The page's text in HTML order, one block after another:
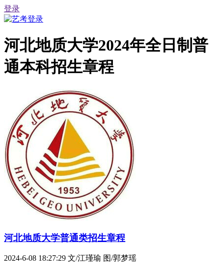
登录
河北地质大学2024年全日制普
通本科招生章程
河北地质大学普通类招生章程
2024-6-08 18:27:29 文/江瑾瑜 图/郭梦瑶